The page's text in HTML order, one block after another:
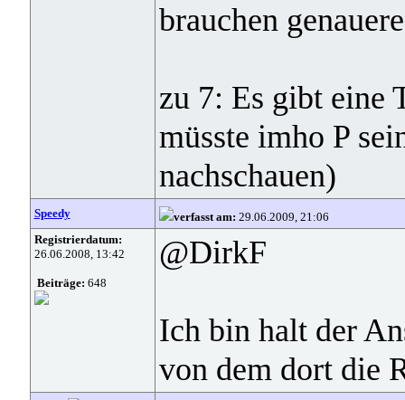
brauchen
zu 7: Es gibt eine
müsste imho P
nachschauen)
Speedy verfasst am: 29.06.2009, 21:06
Registrierdatum:
26.06.2008, 13:42
Beiträge: 648
@DirkF
Ich bin halt der
von dem dort die